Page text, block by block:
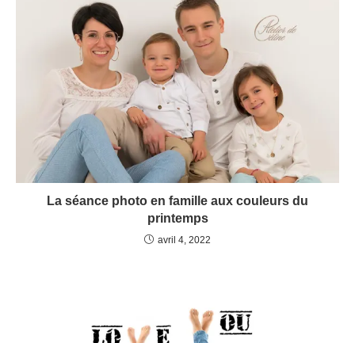
La séance photo en famille aux couleurs du
printemps
avril 4, 2022